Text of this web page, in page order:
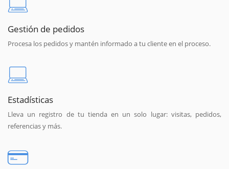
Gestión de pedidos
Procesa los pedidos y mantén informado a tu cliente en el proceso.
Estadísticas
Lleva un registro de tu tienda en un solo lugar: visitas, pedidos,
referencias y más.